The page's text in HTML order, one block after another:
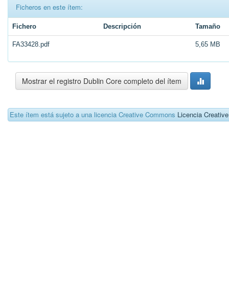
Ficheros en este ítem:
Fichero Descripción Tamaño
FA33428.pdf 5,65 MB
Mostrar el registro Dublin Core completo del ítem
Este ítem está sujeto a una licencia Creative Commons Licencia